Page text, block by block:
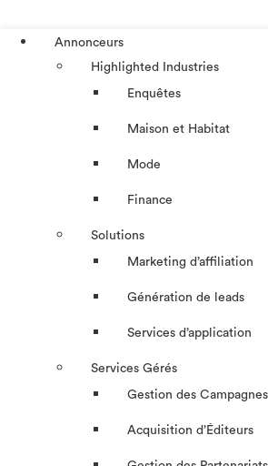
Annonceurs
Highlighted Industries
Enquêtes
Maison et Habitat
Mode
Finance
Solutions
Marketing d’affiliation
Génération de leads
Services d’application
Services Gérés
Gestion des
Acquisition d’Éditeurs